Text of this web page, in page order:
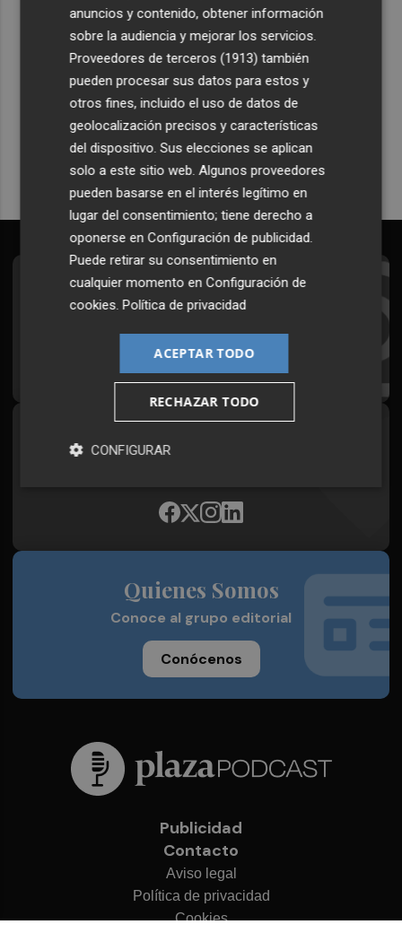
Recibe toda la actualidad de
Plaza Podcast en tu correo
Quiero suscribirme
Suscríbete al Boletín
¡Quiero suscribirme!
Síguenos en redes
Quienes Somos
Conoce al grupo editorial
Conócenos
Publicidad
Contacto
Aviso legal
Política de privacidad
Cookies
anuncios y contenido, obtener información
sobre la audiencia y mejorar los servicios.
Proveedores de terceros (1913) también
pueden procesar sus datos para estos y
otros fines, incluido el uso de datos de
geolocalización precisos y características
del dispositivo. Sus elecciones se aplican
solo a este sitio web. Algunos proveedores
pueden basarse en el interés legítimo en
lugar del consentimiento; tiene derecho a
oponerse enConfiguración de publicidad.
Puede retirar su consentimiento en
cualquier momento enConfiguración de
cookies.Política de privacidad
ACEPTAR TODO
RECHAZAR TODO
CONFIGURAR